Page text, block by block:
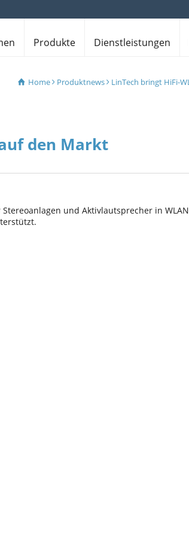
Produkte Dienstleistungen
Home Produktnews LinTech bringt HiFi-
den Markt
und Aktivlautsprecher in